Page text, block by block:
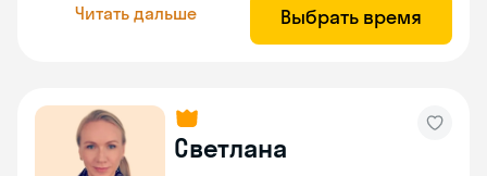
Читать дальше Выбрать время
Светлана